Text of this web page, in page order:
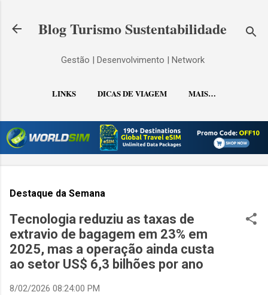
Blog Turismo Sustentabilidade
Gestão | Desenvolvimento | Network
LINKS DICAS DE VIAGEM MAIS…
CONTATO
Destaque da Semana
Tecnologia reduziu as taxas de
extravio de bagagem em 23% em
2025, mas a operação ainda custa
ao setor US$ 6,3 bilhões por ano
8/02/2026 08:24:00 PM